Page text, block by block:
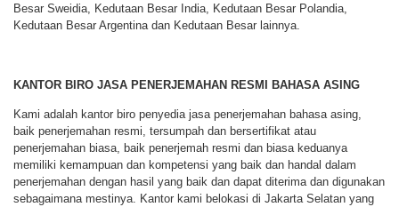
Besar Sweidia, Kedutaan Besar India, Kedutaan Besar Polandia,
Kedutaan Besar Argentina dan Kedutaan Besar lainnya.
KANTOR BIRO JASA PENERJEMAHAN RESMI BAHASA ASING
Kami adalah kantor biro penyedia jasa penerjemahan bahasa asing,
baik penerjemahan resmi, tersumpah dan bersertifikat atau
penerjemahan biasa, baik penerjemah resmi dan biasa keduanya
memiliki kemampuan dan kompetensi yang baik dan handal dalam
penerjemahan dengan hasil yang baik dan dapat diterima dan digunakan
sebagaimana mestinya. Kantor kami belokasi di Jakarta Selatan yang